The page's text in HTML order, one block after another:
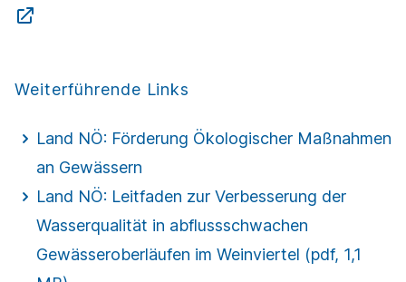
Weiterführende Links
Land NÖ: Förderung Ökologischer Maßnahmen
an Gewässern
Land NÖ: Leitfaden zur Verbesserung der
Wasserqualität in abflussschwachen
Gewässeroberläufen im Weinviertel (pdf, 1,1